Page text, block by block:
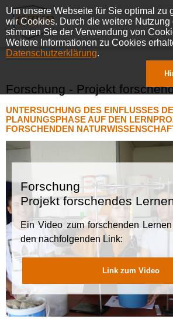
Forschung - Projekt
UNTERSUCHUNG DES EINFLUSSES
PLANUNGSPHASE AUF DEN
FORSCHENDEN
Forschung
Projekt forschendes
Ein Video zum forschenden
den nachfolgenden Link:
Link zum Video
Um unsere Webseite für Sie optimal zu
wir Cookies. Durch die weitere Nutzung
stimmen Sie der Verwendung von
Weitere Informationen zu Cookies
Datenschutzerklärung.